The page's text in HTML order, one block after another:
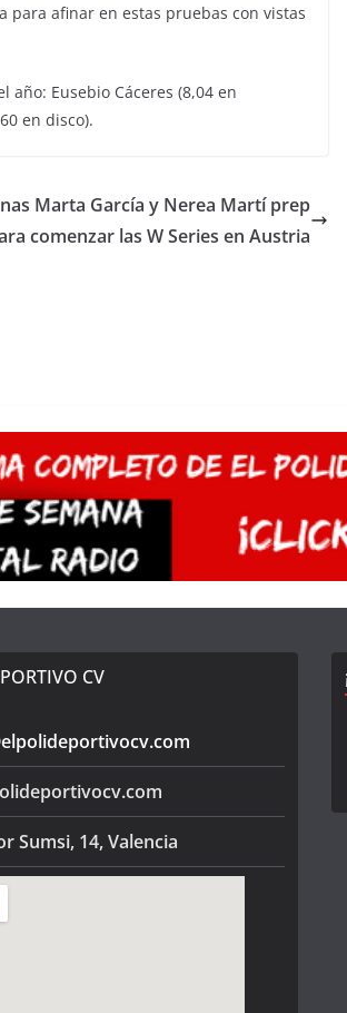
para afinar en estas pruebas con vistas
Eusebio Cáceres (8,04 en
en disco).
Marta García y Nerea Martí prep
comenzar las W Series en Austria
CV
Sumsi, 14, Valencia